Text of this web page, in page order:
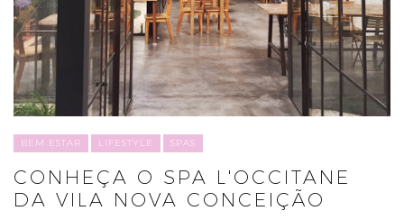
BEM ESTAR LIFESTYLE SPAS
CONHEÇA O SPA L'OCCITANE
DA VILA NOVA CONCEIÇÃO